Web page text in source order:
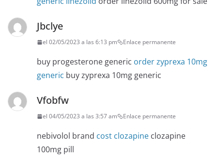
Jbclye
el 02/05/2023 a las 6:13 pm Enlace permanente
buy progesterone generic order zyprexa 10mg
generic buy zyprexa 10mg generic
Vfobfw
el 04/05/2023 a las 3:57 am Enlace permanente
nebivolol brand cost clozapine clozapine
100mg pill